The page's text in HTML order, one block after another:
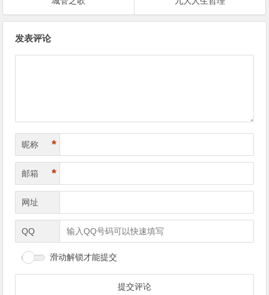
发表评论
昵称 *
邮箱 *
网址
QQ
滑动解锁才能提交